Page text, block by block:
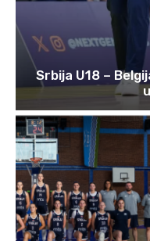
Srbija U18 –